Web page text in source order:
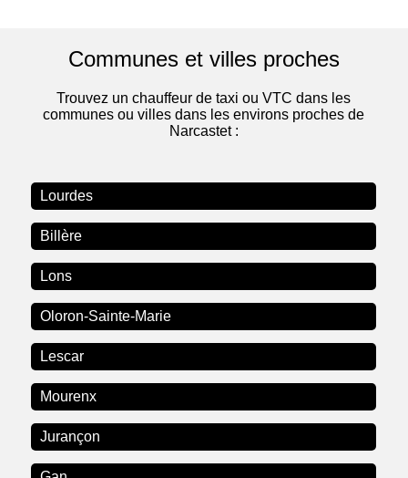
Communes et villes proches
Trouvez un chauffeur de taxi ou VTC dans les
communes ou villes dans les environs proches de
Narcastet :
Lourdes
Billère
Lons
Oloron-Sainte-Marie
Lescar
Mourenx
Jurançon